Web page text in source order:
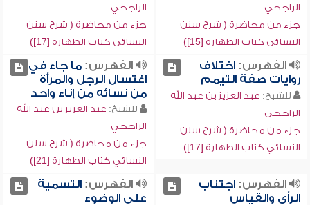
الراجحي
جزء من محاضرة ( شرح سنن
النسائي كتاب الطهارة [15])
الراجحي
جزء من محاضرة ( شرح سنن
النسائي كتاب الطهارة [17])
الفهرس:اختلاف
روايات صفة التيمم
للشيخ: عبد العزيز بن عبد الله
الراجحي
جزء من محاضرة ( شرح سنن
النسائي كتاب الطهارة [17])
الفهرس:ما جاء في
اغتسال الرجل والمرأة
من نسائه من إناء واحد
للشيخ: عبد العزيز بن عبد الله
الراجحي
جزء من محاضرة ( شرح سنن
النسائي كتاب الطهارة [21])
الفهرس:اجتناب
الرأي والقياس
الفهرس:التسمية
على الوضوء